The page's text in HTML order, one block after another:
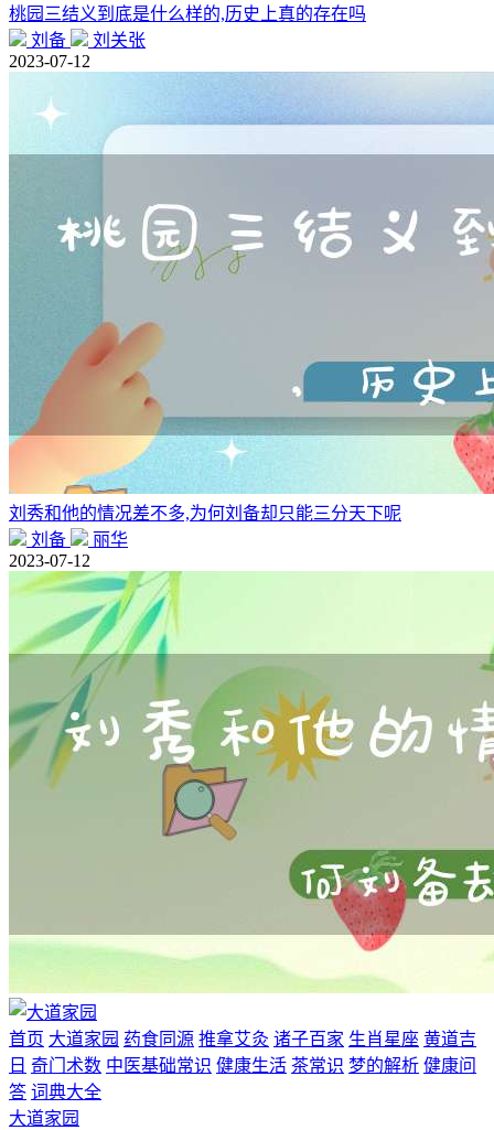
桃园三结义到底是什么样的,历史上真的存在吗
刘备
刘关张
2023-07-12
刘秀和他的情况差不多,为何刘备却只能三分天下呢
刘备
丽华
2023-07-12
首页 大道家园 药食同源 推拿艾灸 诸子百家 生肖星座 黄道吉
日 奇门术数 中医基础常识 健康生活 茶常识 梦的解析 健康问
答 词典大全
大道家园